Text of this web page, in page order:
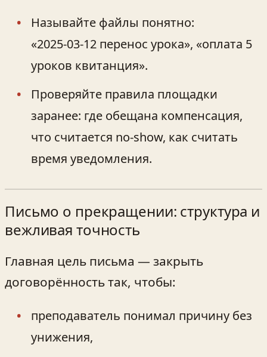
Называйте файлы понятно:
«2025‑03‑12 перенос урока», «оплата 5
уроков квитанция».
Проверяйте правила площадки
заранее: где обещана компенсация,
что считается no‑show, как считать
время уведомления.
Письмо о прекращении: структура и
вежливая точность
Главная цель письма — закрыть
договорённость так, чтобы:
преподаватель понимал причину без
унижения,